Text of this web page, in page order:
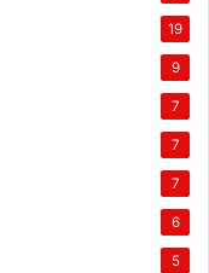
19
9
7
7
7
6
5